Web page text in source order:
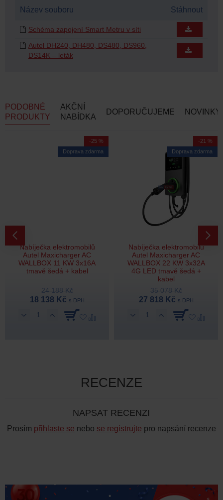
Název souboru Stáhnout
Schéma zapojení Smart Metru v síti
Autel DH240, DH480, DS480, DS960,
DS14K – leták
PODOBNÉ
PRODUKTY
AKČNÍ
NABÍDKA
DOPORUČUJEME NOVINKY
Doprava zdarma
-25 %
Nabíječka elektromobilů
Autel Maxicharger AC
WALLBOX 11 KW 3x16A
tmavě šedá + kabel
24 188 Kč
18 138 Kč s DPH
Doprava zdarma
-21 %
Nabíječka elektromobilů
Autel Maxicharger AC
WALLBOX 22 KW 3x32A
4G LED tmavě šedá +
kabel
35 078 Kč
27 818 Kč s DPH
RECENZE
NAPSAT RECENZI
Prosím přihlaste se nebo se registrujte pro napsání recenze